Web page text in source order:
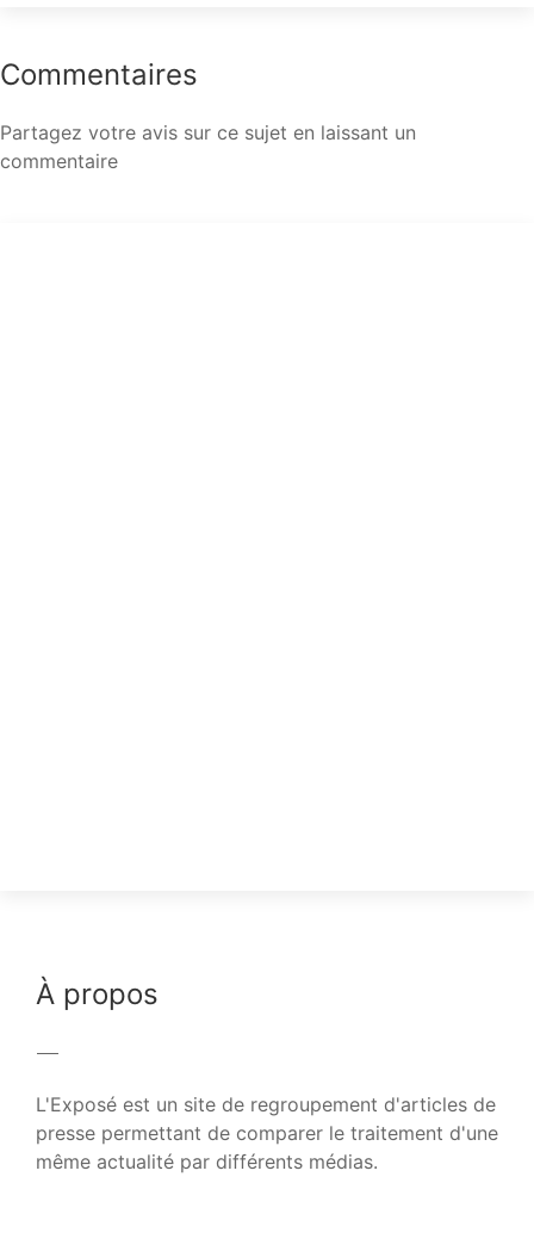
Commentaires
Partagez votre avis sur ce sujet en laissant un
commentaire
À propos
L'Exposé est un site de regroupement d'articles de
presse permettant de comparer le traitement d'une
même actualité par différents médias.